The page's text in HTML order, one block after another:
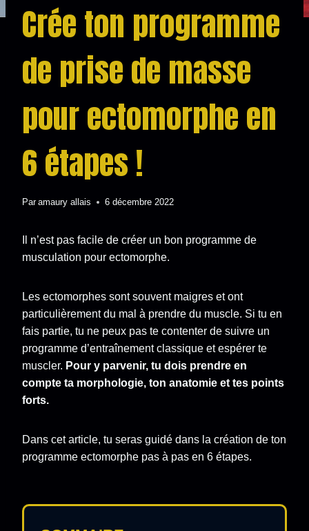
Crée ton programme
de prise de masse
pour ectomorphe en
6 étapes !
Par amaury allais 6 décembre 2022
Il n’est pas facile de créer un bon programme de
musculation pour ectomorphe.
Les ectomorphes sont souvent maigres et ont
particulièrement du mal à prendre du muscle. Si tu en
fais partie, tu ne peux pas te contenter de suivre un
programme d’entraînement classique et espérer te
muscler. Pour y parvenir, tu dois prendre en
compte ta morphologie, ton anatomie et tes points
forts.
Dans cet article, tu seras guidé dans la création de ton
programme ectomorphe pas à pas en 6 étapes.